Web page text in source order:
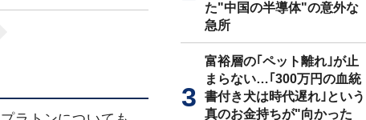
た"中国の半導体"の意外な
急所
富裕層の｢ペット離れ｣が止
まらない…｢300万円の血統
書付き犬は時代遅れ｣という
真のお金持ちが"向かった